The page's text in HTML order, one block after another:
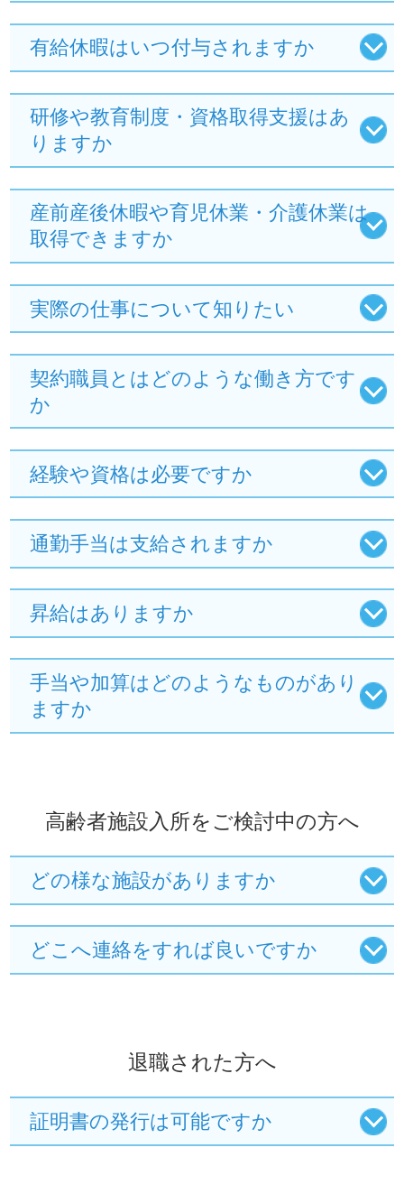
有給休暇はいつ付与されますか
研修や教育制度・資格取得支援はあ
りますか
産前産後休暇や育児休業・介護休業は
取得できますか
実際の仕事について知りたい
契約職員とはどのような働き方です
か
経験や資格は必要ですか
通勤手当は支給されますか
昇給はありますか
手当や加算はどのようなものがあり
ますか
高齢者施設入所をご検討中の方へ
どの様な施設がありますか
どこへ連絡をすれば良いですか
退職された方へ
証明書の発行は可能ですか